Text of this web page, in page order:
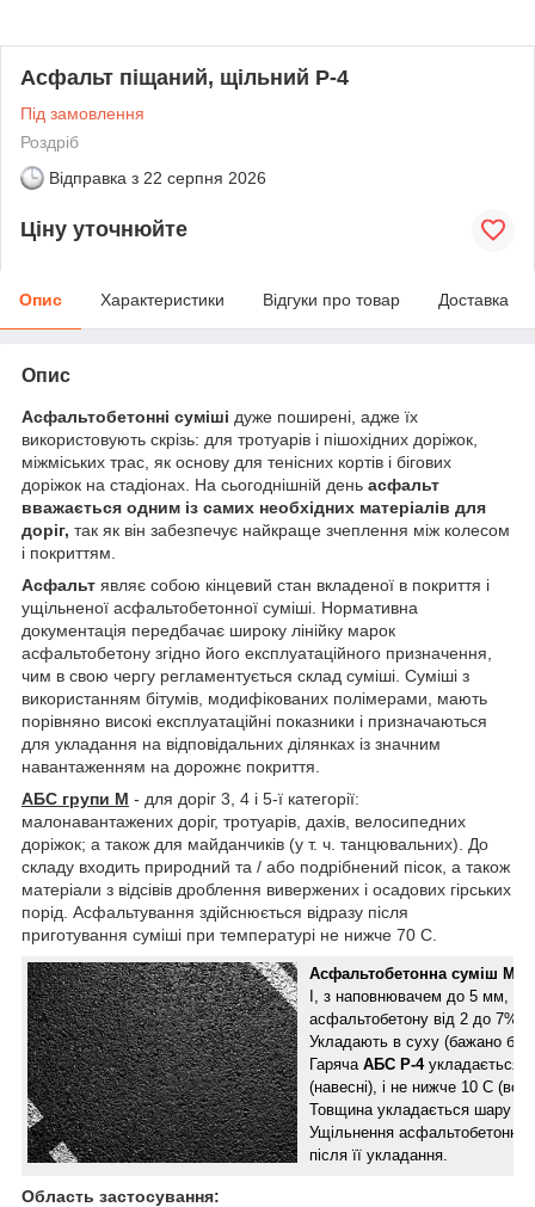
Асфальт піщаний, щільний Р-4
Під замовлення
Роздріб
Відправка з 22 серпня 2026
Ціну уточнюйте
Опис Характеристики Відгуки про товар Доставка
Опис
Асфальтобетонні суміші дуже поширені, адже їх
використовують скрізь: для тротуарів і пішохідних доріжок,
міжміських трас, як основу для тенісних кортів і бігових
доріжок на стадіонах. На сьогоднішній день асфальт
вважається одним із самих необхідних матеріалів для
доріг, так як він забезпечує найкраще зчеплення між колесом
і покриттям.
Асфальт являє собою кінцевий стан вкладеної в покриття і
ущільненої асфальтобетонної суміші. Нормативна
документація передбачає широку лінійку марок
асфальтобетону згідно його експлуатаційного призначення,
чим в свою чергу регламентується склад суміші. Суміші з
використанням бітумів, модифікованих полімерами, мають
порівняно високі експлуатаційні показники і призначаються
для укладання на відповідальних ділянках із значним
навантаженням на дорожнє покриття.
АБС групи М - для доріг 3, 4 і 5-ї категорії:
малонавантажених доріг, тротуарів, дахів, велосипедних
доріжок; а також для майданчиків (у т. ч. танцювальних). До
складу входить природний та / або подрібнений пісок, а також
матеріали з відсівів дроблення вивержених і осадових гірських
порід. Асфальтування здійснюється відразу після
приготування суміші при температурі не нижче 70 С.
Асфальтобетонна суміш М-4
І, з наповнювачем до 5 мм,
асфальтобетону від 2 до 7%
Укладають в суху (бажано
Гаряча АБС Р-4укладається
(навесні), і не нижче 10 С
Товщина укладається шару
Ущільнення
після її укладання.
Область застосування: